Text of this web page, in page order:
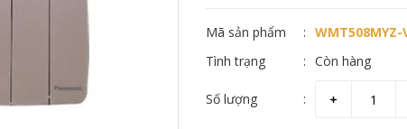
Mã sản phẩm
WMT508MYZ-
Tình trạng
Còn hàng
Số lượng